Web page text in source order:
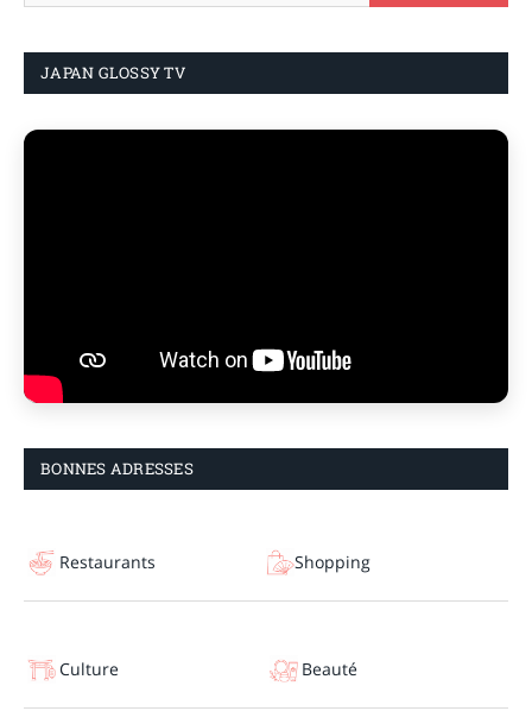
JAPAN GLOSSY TV
BONNES ADRESSES
Restaurants Shopping
Culture Beauté